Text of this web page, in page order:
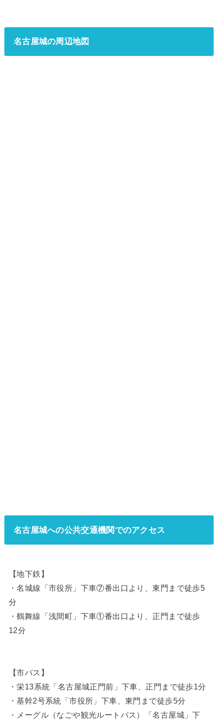
名古屋城の周辺地図
名古屋城への公共交通機関でのアクセス
【地下鉄】
・名城線「市役所」下車⑦番出口より、東門まで徒歩5
分
・鶴舞線「浅間町」下車①番出口より、正門まで徒歩
12分
【市バス】
・栄13系統「名古屋城正門前」下車、正門まで徒歩1分
・基幹2号系統「市役所」下車、東門まで徒歩5分
・メーグル（なごや観光ルートバス）「名古屋城」下